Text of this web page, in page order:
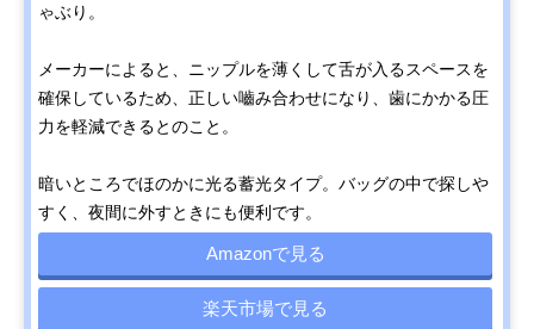
ゃぶり。
メーカーによると、ニップルを薄くして舌が入るスペースを
確保しているため、正しい嚙み合わせになり、歯にかかる圧
力を軽減できるとのこと。
暗いところでほのかに光る蓄光タイプ。バッグの中で探しや
すく、夜間に外すときにも便利です。
Amazonで見る
楽天市場で見る